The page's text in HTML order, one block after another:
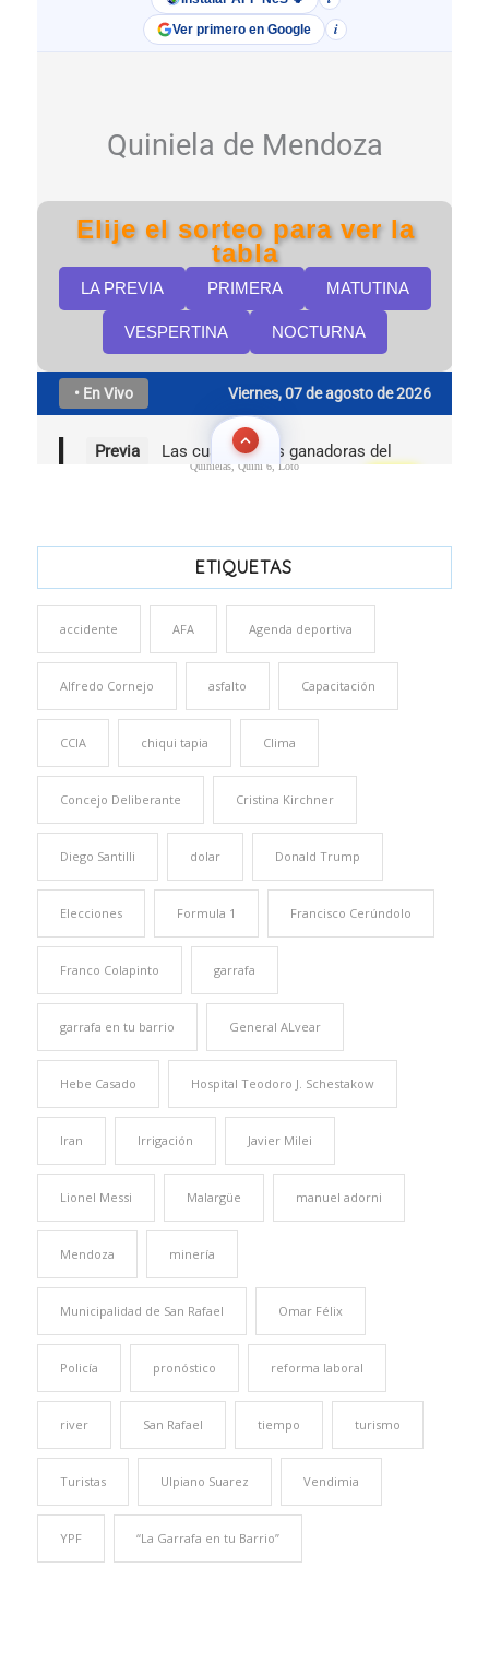
Quinielas, Quini 6, Loto
ETIQUETAS
accidente AFA Agenda deportiva
Alfredo Cornejo asfalto Capacitación
CCIA chiqui tapia Clima
Concejo Deliberante Cristina Kirchner
Diego Santilli dolar Donald Trump
Elecciones Formula 1 Francisco Cerúndolo
Franco Colapinto garrafa
garrafa en tu barrio General ALvear
Hebe Casado Hospital Teodoro J. Schestakow
Iran Irrigación Javier Milei
Lionel Messi Malargüe manuel adorni
Mendoza minería
Municipalidad de San Rafael Omar Félix
Policía pronóstico reforma laboral
river San Rafael tiempo turismo
Turistas Ulpiano Suarez Vendimia
YPF “La Garrafa en tu Barrio”